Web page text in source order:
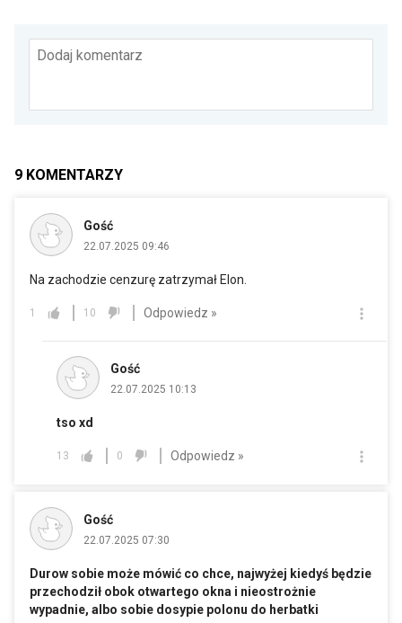
Dodaj komentarz
9 KOMENTARZY
Gość
22.07.2025 09:46
Na zachodzie cenzurę zatrzymał Elon.
1 10 Odpowiedz »
Gość
22.07.2025 10:13
tso xd
13 0 Odpowiedz »
Gość
22.07.2025 07:30
Durow sobie może mówić co chce, najwyżej kiedyś będzie
przechodził obok otwartego okna i nieostrożnie
wypadnie, albo sobie dosypie polonu do herbatki